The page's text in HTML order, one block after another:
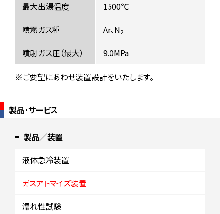
最大出湯温度
1500℃
噴霧ガス種
Ar、N2
噴射ガス圧（最大） 9.0MPa
※ご要望にあわせ装置設計をいたします。
製品･サービス
製品／装置
液体急冷装置
ガスアトマイズ装置
濡れ性試験